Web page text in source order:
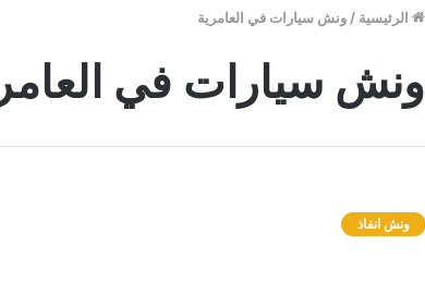
الرئيسية / ونش سيارات في العامرية
ونش سيارات في
ونش انقاذ